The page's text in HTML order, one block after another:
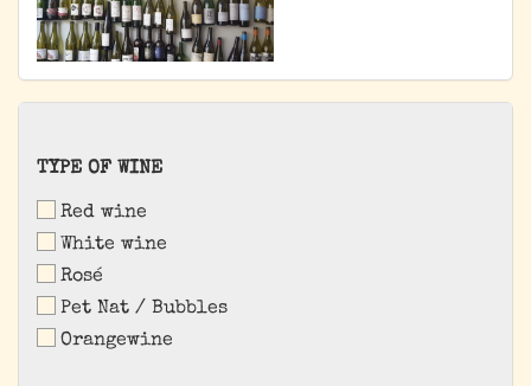
TYPE
WINE
TYPE OF WINE
Red wine
White wine
Rosé
Pet Nat / Bubbles
Orangewine